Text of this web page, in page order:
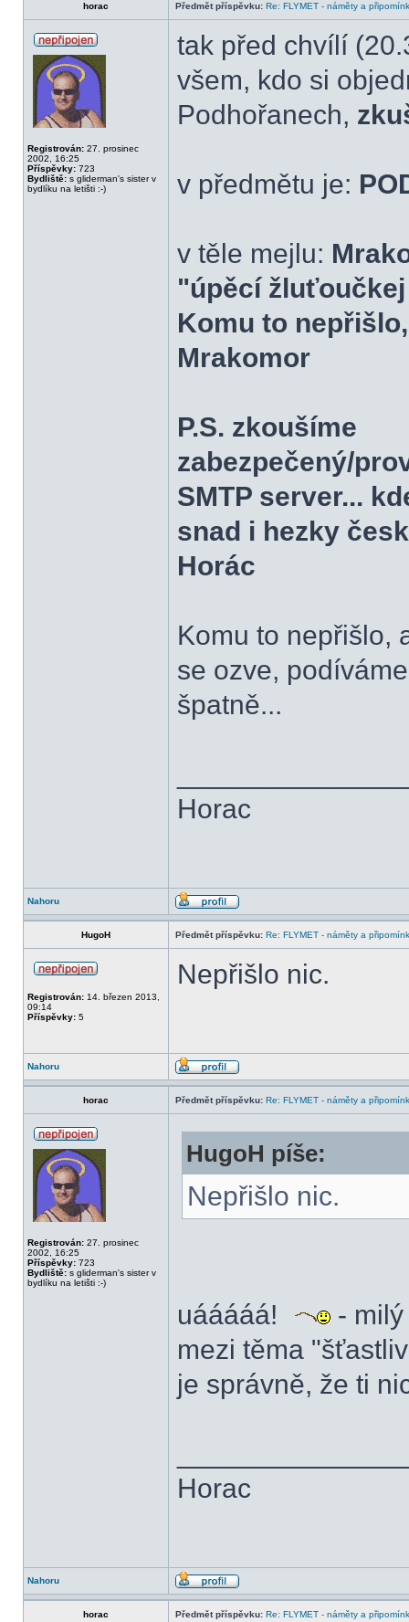
horac Předmět příspěvku: Re: FLYMET - náměty a
Registrován: 27. prosinec
2002, 16:25
Příspěvky: 723
Bydliště: s gliderman's sister v
bydlíku na letišti :-)
tak před chvílí
všem, kdo si
Podhořanech,
v předmětu je:
v těle mejlu:
"úpěcí
Komu to
Mrakomor
P.S. zkoušíme
zabezpečený/
SMTP server...
snad i hezky
Horác
Komu to nepřišlo,
se ozve,
špatně...
Horac
Nahoru
HugoH Předmět příspěvku: Re: FLYMET - náměty a
Registrován: 14. březen 2013,
09:14
Příspěvky: 5
Nepřišlo nic.
Nahoru
horac Předmět příspěvku: Re: FLYMET - náměty a
Registrován: 27. prosinec
2002, 16:25
Příspěvky: 723
Bydliště: s gliderman's sister v
bydlíku na letišti :-)
HugoH píše:
Nepřišlo nic.
uááááá!
-
mezi těma
je správně, že ti
Horac
Nahoru
horac Předmět příspěvku: Re: FLYMET - náměty a